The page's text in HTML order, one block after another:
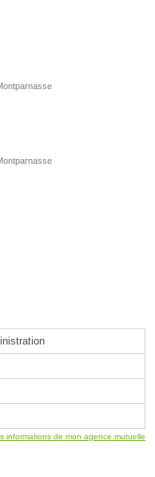
informations de mon agence mutuelle